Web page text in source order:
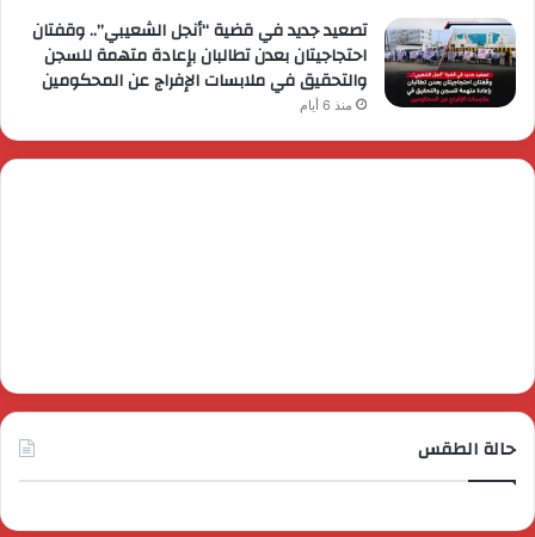
تصعيد جديد في قضية “أنجل الشعيبي”.. وقفتان
احتجاجيتان بعدن تطالبان بإعادة متهمة للسجن
والتحقيق في ملابسات الإفراج عن المحكومين
منذ 6 أيام
حالة الطقس